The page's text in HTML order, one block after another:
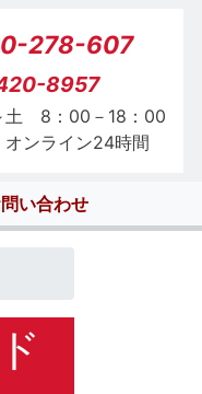
278-607
8957
8：00－18：00
ンライン24時間
い合わせ